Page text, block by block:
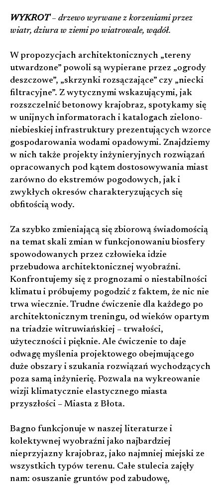
WYKROT– drzewo wyrwane z korzeniami przez
wiatr, dziura w ziemi po wiatrowale, wądół.
W propozycjach architektonicznych „tereny
utwardzone” powoli są wypierane przez „ogrody
deszczowe”, „skrzynki rozsączające” czy „niecki
filtracyjne”. Z wytycznymi wskazującymi, jak
rozszczelnić betonowy krajobraz, spotykamy się
w unijnych informatorach i katalogach zielono-
niebieskiej infrastruktury prezentujących wzorce
gospodarowania wodami opadowymi. Znajdziemy
w nich także projekty inżynieryjnych rozwiązań
opracowanych pod kątem dostosowywania miast
zarówno do ekstremów pogodowych, jak i
zwykłych okresów charakteryzujących się
obfitością wody.
Za szybko zmieniającą się zbiorową świadomością
na temat skali zmian w funkcjonowaniu biosfery
spowodowanych przez człowieka idzie
przebudowa architektonicznej wyobraźni.
Konfrontujemy się z prognozami o niestabilności
klimatu i próbujemy pogodzić z faktem, że nic nie
trwa wiecznie. Trudne ćwiczenie dla każdego po
architektonicznym treningu, od wieków opartym
na triadzie witruwiańskiej – trwałości,
użyteczności i pięknie. Ale ćwiczenie to daje
odwagę myślenia projektowego obejmującego
duże obszary i szukania rozwiązań wychodzących
poza samą inżynierię. Pozwala na wykreowanie
wizji klimatycznie elastycznego miasta
przyszłości – Miasta z Błota.
Bagno funkcjonuje w naszej literaturze i
kolektywnej wyobraźni jako najbardziej
nieprzyjazny krajobraz, jako najmniej miejski ze
wszystkich typów terenu. Całe stulecia zajęły
nam: osuszanie gruntów pod zabudowę,